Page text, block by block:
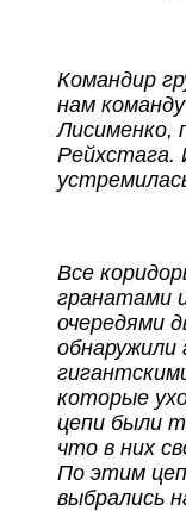
Командир
нам
Лисименко,
Рейхстага.
Все
гранатами
очередями
обнаружили
которые
цепи были
что в них
По этим
выбрались